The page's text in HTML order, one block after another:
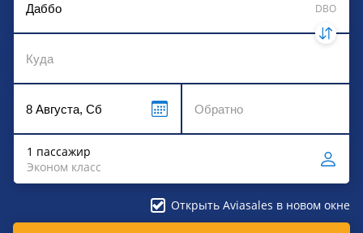
DBO
1 пассажир
Эконом класс
Открыть Aviasales в новом окне